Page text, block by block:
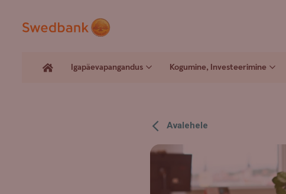
Igapäevapangandus Kogumine, Investeerimine
Avalehele